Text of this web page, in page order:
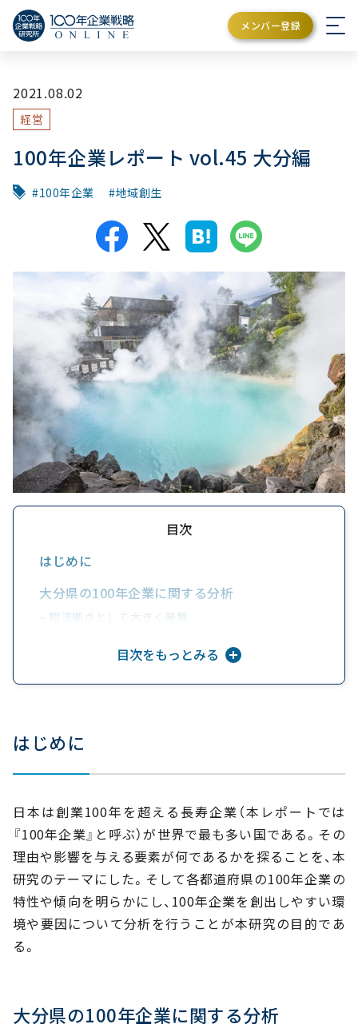
メンバー登録
2021.08.02
経営
100年企業レポート vol.45 大分編
100年企業 地域創生
目次
はじめに
大分県の100年企業に関する分析
物流拠点として大きく発展
2.大分県の100年企業データ
①創業年は『明治後期』が最多
③市町村別は『大分市』が最多
⑥資本金は『1千万円未満』が最多
⑦従業員数は『10人未満』が6割超え
⑧売上高は『1億円未満』が最多
⑨本業以外に貸事務所業を行っている企業は5社
目次をもっとみる
はじめに
日本は創業100年を超える長寿企業（本レポートでは
『100年企業』と呼ぶ）が世界で最も多い国である。その
理由や影響を与える要素が何であるかを探ることを、本
研究のテーマにした。そして各都道府県の100年企業の
特性や傾向を明らかにし、100年企業を創出しやすい環
境や要因について分析を行うことが本研究の目的であ
る。
大分県の100年企業に関する分析